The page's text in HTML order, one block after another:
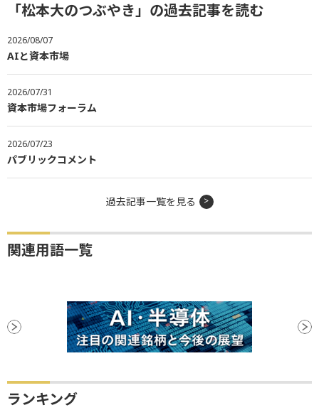
「松本大のつぶやき」の過去記事を読む
2026/08/07
AIと資本市場
2026/07/31
資本市場フォーラム
2026/07/23
パブリックコメント
過去記事一覧を見る
関連用語一覧
ランキング